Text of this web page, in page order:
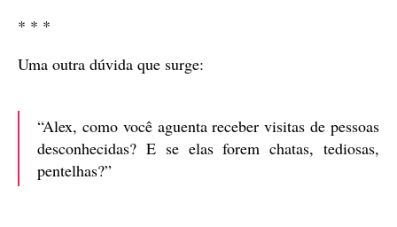
* * *
Uma outra dúvida que surge:
“Alex, como você aguenta receber visitas de pessoas
desconhecidas? E se elas forem chatas, tediosas,
pentelhas?”